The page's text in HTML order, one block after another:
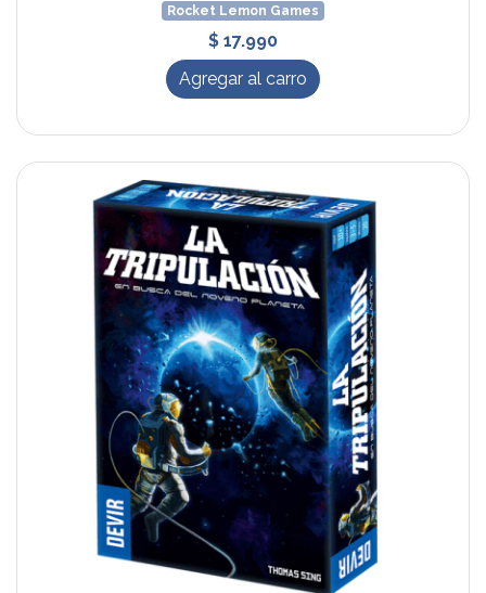
Rocket Lemon Games
$ 17.990
Agregar al carro